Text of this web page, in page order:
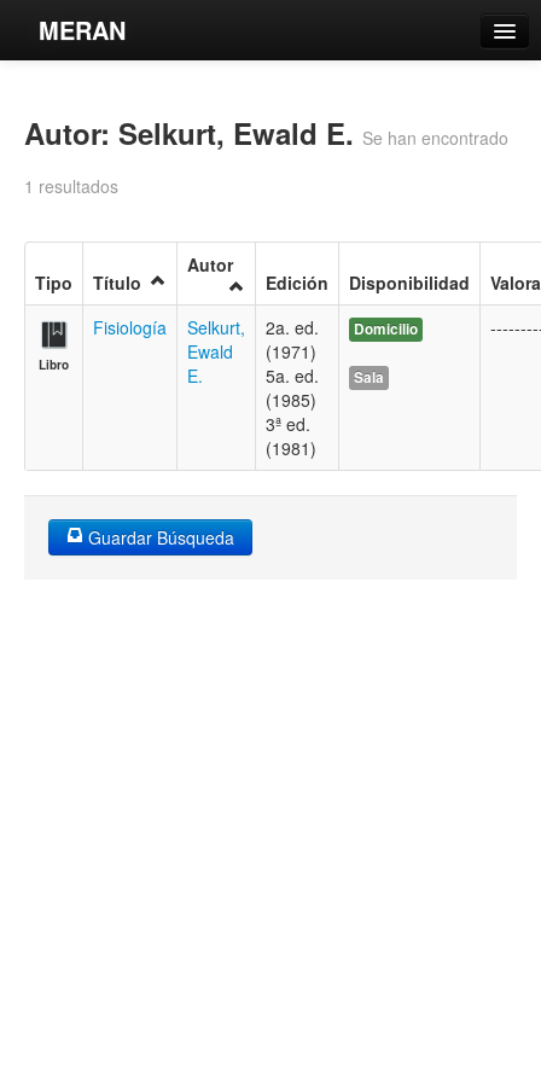
MERAN
Búsqueda Avanzada
Contacto
Iniciar sesión
Autor: Selkurt, Ewald E. Se han encontrado
1 resultados
Tipo Título
Autor
Edición Disponibilidad
Libro
Fisiología
Selkurt,
Ewald
E.
2a. ed.
(1971)
5a. ed.
(1985)
3ª ed.
(1981)
Domicilio
Sala
Guardar Búsqueda